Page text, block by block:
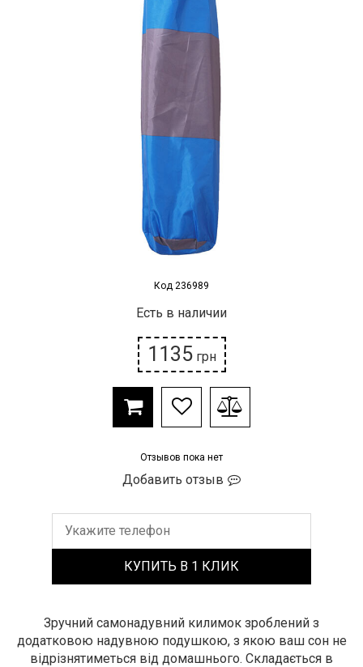
Наградная атрибутика
Код 236989
Есть в наличии
1135грн
Отзывов пока нет
Добавить отзыв
Зручний самонадувний килимок зроблений з
додатковою надувною подушкою, з якою ваш сон не
відрізнятиметься від домашнього. Складається в